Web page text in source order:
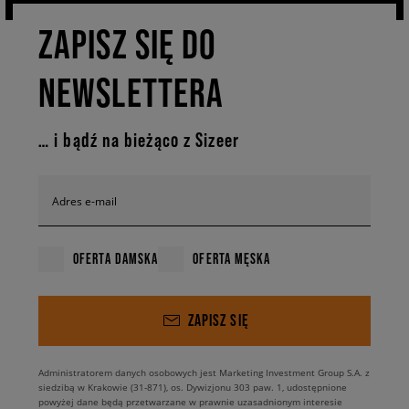
bardziej techniczny vibe? Sukienki adidas oversize z linii
wyjazd w tropiki i potrzebujesz coś letniego oraz
kolorowego, to adidas x Farm Rio ma wzory, które z
pewnością przypadną Ci do gustu. Mini, midi, maxi – każda
długość daje zupełnie inny efekt, ale każda z nich jest
świetnym wyborem.
Funkcjonalność na każdym kroku
nikogo nie zaskoczymy, mówiąc, że na pierwsze miejsce
materiały. Trzeba przyznać, że są one:
miłe dla skóry,
często przewiewne i oddychające,
miękkie i elastyczne.
ZAPISZ SIĘ DO
NEWSLETTERA
… i bądź na bieżąco z Sizeer
Adres e-mail
OFERTA DAMSKA OFERTA MĘSKA
ZAPISZ SIĘ
Administratorem danych osobowych jest Marketing Investment Group S.A. z
siedzibą w Krakowie (31-871), os. Dywizjonu 303 paw. 1, udostępnione
powyżej dane będą przetwarzane w prawnie uzasadnionym interesie